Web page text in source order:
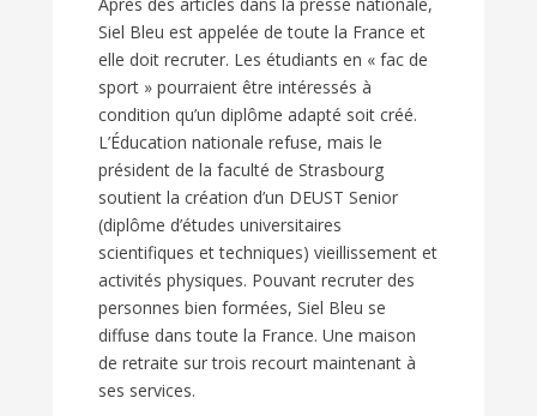
Siel Bleu est appelée de toute la France et
elle doit recruter. Les étudiants en « fac de
sport » pourraient être intéressés à
condition qu’un diplôme adapté soit créé.
L’Éducation nationale refuse, mais le
président de la faculté de Strasbourg
soutient la création d’un DEUST Senior
(diplôme d’études universitaires
scientifiques et techniques) vieillissement et
activités physiques. Pouvant recruter des
personnes bien formées, Siel Bleu se
diffuse dans toute la France. Une maison
de retraite sur trois recourt maintenant à
ses services.